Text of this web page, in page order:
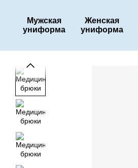
Мужская
униформа
Женская
униформа